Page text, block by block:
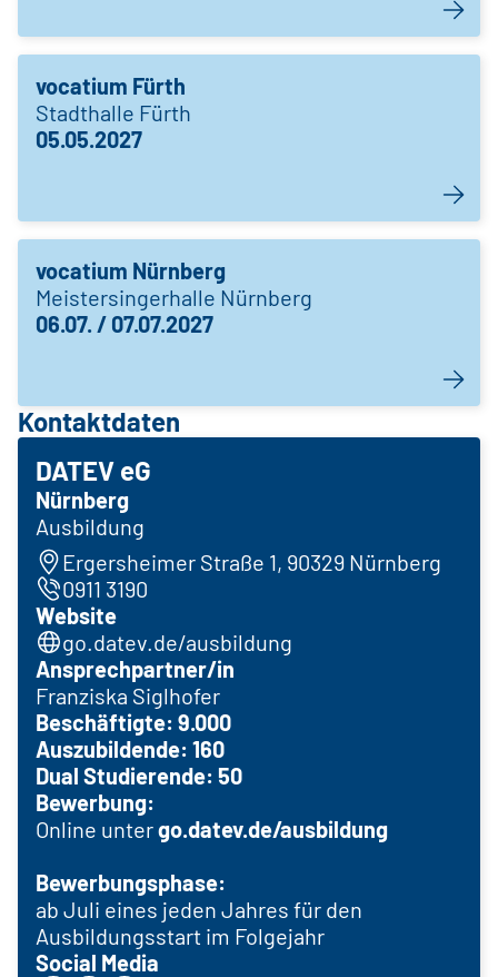
vocatium Fürth
Stadthalle Fürth
05.05.2027
vocatium Nürnberg
Meistersingerhalle Nürnberg
06.07. / 07.07.2027
Kontaktdaten
DATEV eG
Nürnberg
Ausbildung
Ergersheimer Straße 1, 90329 Nürnberg
0911 3190
Website
go.datev.de/ausbildung
Ansprechpartner/in
Franziska Siglhofer
Beschäftigte: 9.000
Auszubildende: 160
Dual Studierende: 50
Bewerbung:
Online untergo.datev.de/ausbildung
Bewerbungsphase:
ab Juli eines jeden Jahres für den
Ausbildungsstart im Folgejahr
Social Media